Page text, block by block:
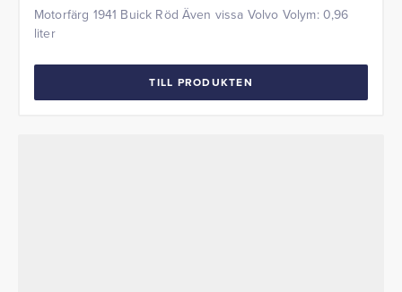
Motorfärg 1941 Buick Röd Även vissa Volvo Volym: 0,96
liter
TILL PRODUKTEN